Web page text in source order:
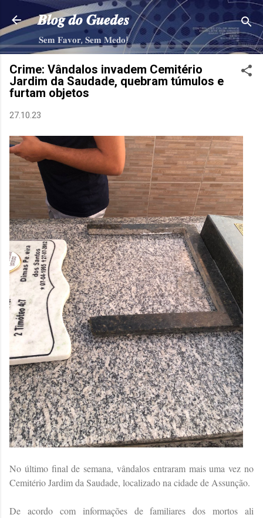
Pular para o conteúdo principal
𝑩𝒍𝒐𝒈 𝒅𝒐 𝑮𝒖𝒆𝒅𝒆𝒔
𝐒𝐞𝐦 𝐅𝐚𝐯𝐨𝐫, 𝐒𝐞𝐦 𝐌𝐞𝐝𝐨!
Crime: Vândalos invadem Cemitério
Jardim da Saudade, quebram túmulos e
furtam objetos
27.10.23
No último final de semana, vândalos entraram mais uma vez no
Cemitério Jardim da Saudade, localizado na cidade de Assunção.
De acordo com informações de familiares dos mortos ali